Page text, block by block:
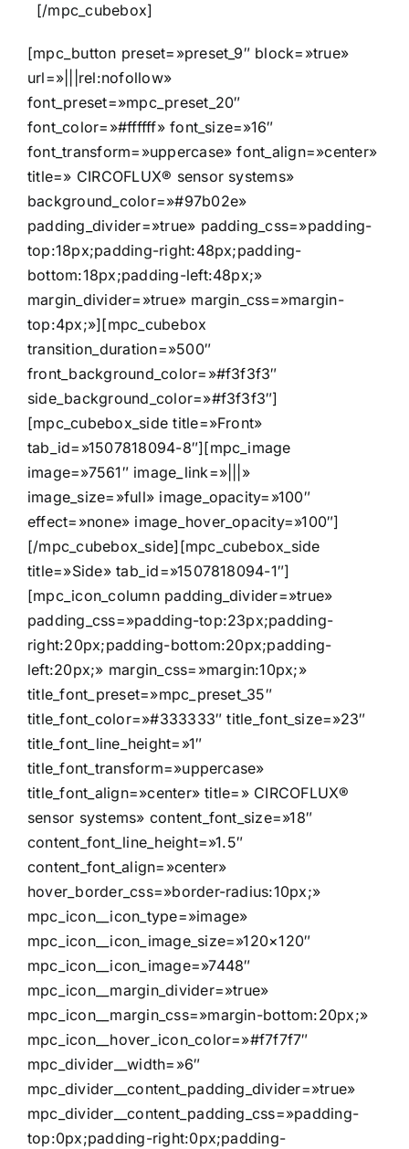
[/mpc_cubebox]
[mpc_button preset=»preset_9″ block=»true»
url=»|||rel:nofollow»
font_preset=»mpc_preset_20″
font_color=»#ffffff» font_size=»16″
font_transform=»uppercase» font_align=»center»
title=» CIRCOFLUX® sensor systems»
background_color=»#97b02e»
padding_divider=»true» padding_css=»padding-
top:18px;padding-right:48px;padding-
bottom:18px;padding-left:48px;»
margin_divider=»true» margin_css=»margin-
top:4px;»][mpc_cubebox
transition_duration=»500″
front_background_color=»#f3f3f3″
side_background_color=»#f3f3f3″]
[mpc_cubebox_side title=»Front»
tab_id=»1507818094-8″][mpc_image
image=»7561″ image_link=»|||»
image_size=»full» image_opacity=»100″
effect=»none» image_hover_opacity=»100″]
[/mpc_cubebox_side][mpc_cubebox_side
title=»Side» tab_id=»1507818094-1″]
[mpc_icon_column padding_divider=»true»
padding_css=»padding-top:23px;padding-
right:20px;padding-bottom:20px;padding-
left:20px;» margin_css=»margin:10px;»
title_font_preset=»mpc_preset_35″
title_font_color=»#333333″ title_font_size=»23″
title_font_line_height=»1″
title_font_transform=»uppercase»
title_font_align=»center» title=» CIRCOFLUX®
sensor systems» content_font_size=»18″
content_font_line_height=»1.5″
content_font_align=»center»
hover_border_css=»border-radius:10px;»
mpc_icon__icon_type=»image»
mpc_icon__icon_image_size=»120×120″
mpc_icon__icon_image=»7448″
mpc_icon__margin_divider=»true»
mpc_icon__margin_css=»margin-bottom:20px;»
mpc_icon__hover_icon_color=»#f7f7f7″
mpc_divider__width=»6″
mpc_divider__content_padding_divider=»true»
mpc_divider__content_padding_css=»padding-
top:0px;padding-right:0px;padding-